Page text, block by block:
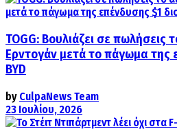
TOGG: Βουλιάζει σε πωλήσεις
Ερντογάν μετά το πάγωμα της
BYD
by CulpaNews Team
23 Ιουλίου, 2026